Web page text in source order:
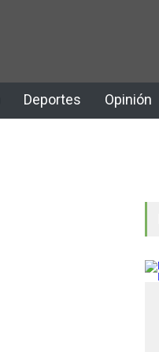
Deportes Opinión